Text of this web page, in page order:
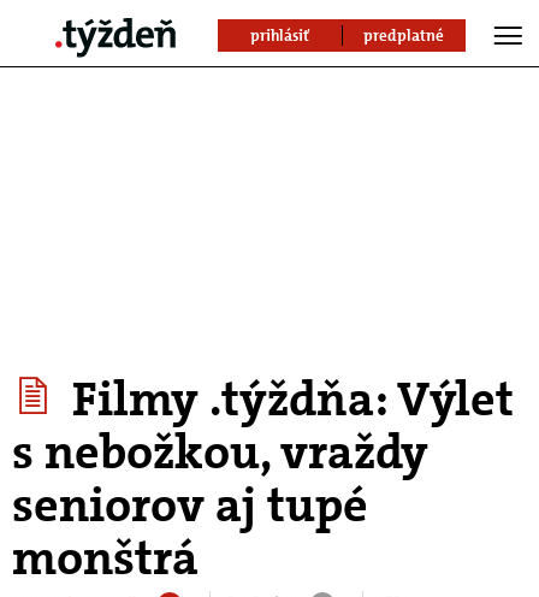
prihlásiť predplatné
Filmy .týždňa: Výlet
s nebožkou, vraždy
seniorov aj tupé
monštrá